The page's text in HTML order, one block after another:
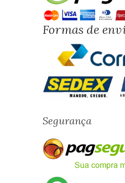
Formas de
Segurança